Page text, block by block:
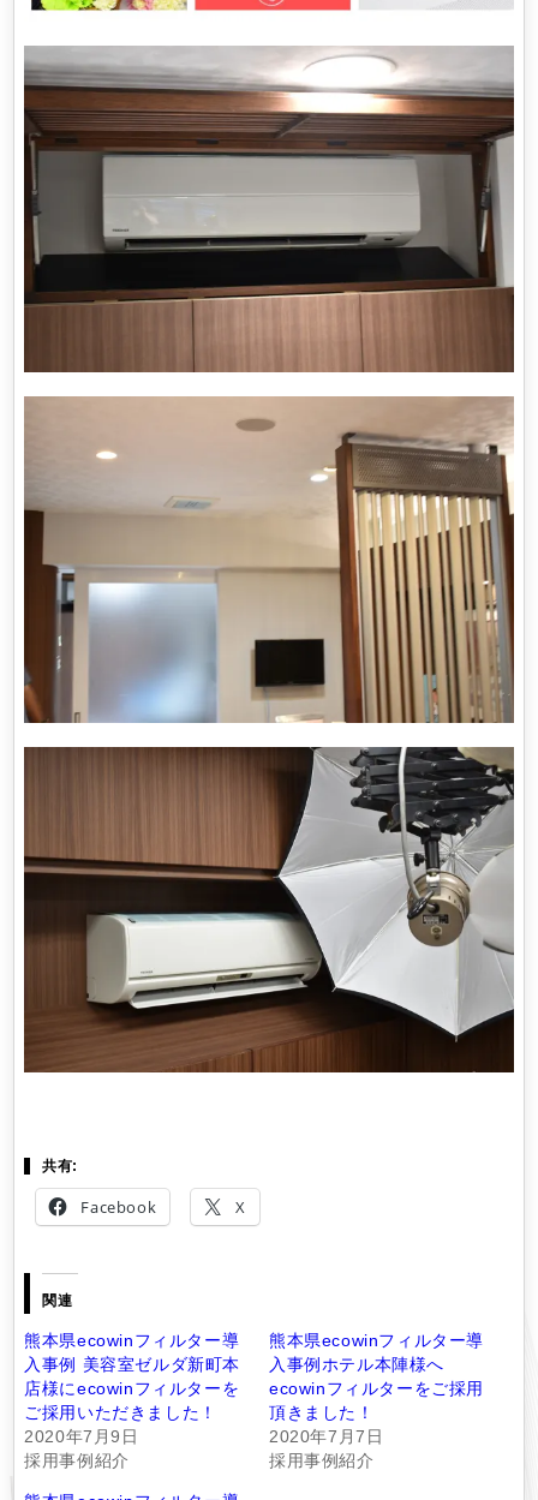
共有:
Facebook X
関連
熊本県ecowinフィルター導
入事例 美容室ゼルダ新町本
店様にecowinフィルターを
ご採用いただきました！
2020年7月9日
採用事例紹介
熊本県ecowinフィルター導
入事例ホテル本陣様へ
ecowinフィルターをご採用
頂きました！
2020年7月7日
採用事例紹介